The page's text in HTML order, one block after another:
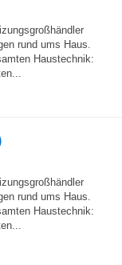
rund ums Haus.
Haustechnik:
rund ums Haus.
Haustechnik: